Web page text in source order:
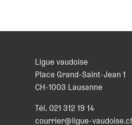
Ligue vaudoise
Place Grand-Saint-Jean 1
CH-1003 Lausanne
Tél.021 312 19 14
courrier@ligue-